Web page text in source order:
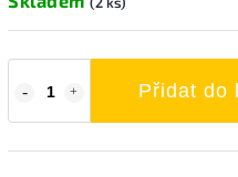
Přidat do